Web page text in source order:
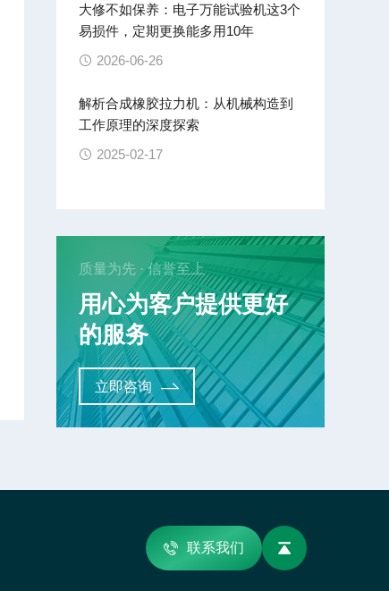
大修不如保养：电子万能试验机这3个
易损件，定期更换能多用10年
2026-06-26
解析合成橡胶拉力机：从机械构造到
工作原理的深度探索
2025-02-17
质量为先 · 信誉至上
用心为客户提供更好
的服务
立即咨询
联系我们